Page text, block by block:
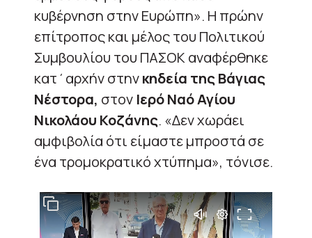
κυβέρνηση στην Ευρώπη». Η πρώην
επίτροπος και μέλος του Πολιτικού
Συμβουλίου του ΠΑΣΟΚ αναφέρθηκε
κατ΄αρχήν στηνκηδεία της Βάγιας
Νέστορα, στον Ιερό Ναό Αγίου
Νικολάου Κοζάνης. «Δεν χωράει
αμφιβολία ότι είμαστε μπροστά σε
ένα τρομοκρατικό χτύπημα», τόνισε.